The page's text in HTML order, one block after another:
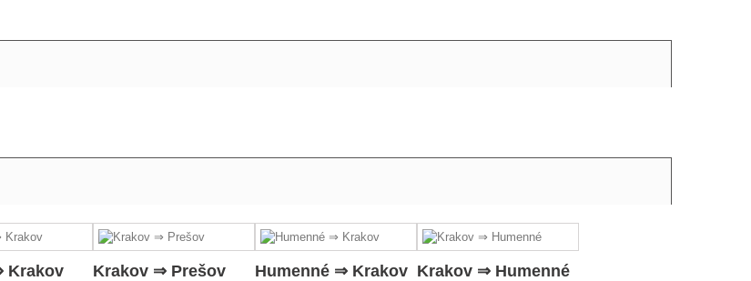
Krakov Krakov ⇒ Prešov Humenné ⇒ Krakov Krakov ⇒ Humenné